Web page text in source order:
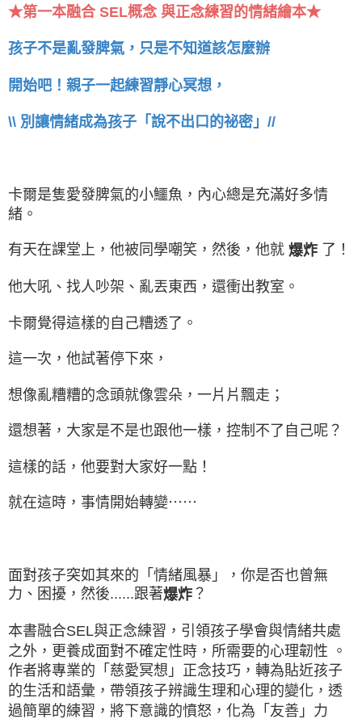
★第一本融合 SEL概念 與正念練習的情緒繪本★
孩子不是亂發脾氣，只是不知道該怎麼辦
開始吧！親子一起練習靜心冥想，
\\ 別讓情緒成為孩子「說不出口的祕密」//
卡爾是隻愛發脾氣的小鱷魚，內心總是充滿好多情
緒。
有天在課堂上，他被同學嘲笑，然後，他就 爆炸 了！
他大吼、找人吵架、亂丟東西，還衝出教室。
卡爾覺得這樣的自己糟透了。
這一次，他試著停下來，
想像亂糟糟的念頭就像雲朵，一片片飄走；
還想著，大家是不是也跟他一樣，控制不了自己呢？
這樣的話，他要對大家好一點！
就在這時，事情開始轉變⋯⋯
面對孩子突如其來的「情緒風暴」，你是否也曾無
力、困擾，然後......跟著爆炸 ？
本書融合SEL與正念練習，引領孩子學會與情緒共處
之外，更養成面對不確定性時，所需要的心理韌性 。
作者將專業的「慈愛冥想」正念技巧，轉為貼近孩子
的生活和語彙，帶領孩子辨識生理和心理的變化，透
過簡單的練習，將下意識的憤怒，化為「友善」力